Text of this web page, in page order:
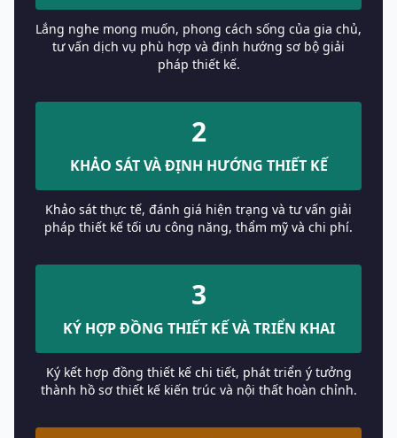
Lắng nghe mong muốn, phong cách sống của gia chủ,
tư vấn dịch vụ phù hợp và định hướng sơ bộ giải
pháp thiết kế.
2
KHẢO SÁT VÀ ĐỊNH HƯỚNG THIẾT KẾ
Khảo sát thực tế, đánh giá hiện trạng và tư vấn giải
pháp thiết kế tối ưu công năng, thẩm mỹ và chi phí.
3
KÝ HỢP ĐỒNG THIẾT KẾ VÀ TRIỂN KHAI
Ký kết hợp đồng thiết kế chi tiết, phát triển ý tưởng
thành hồ sơ thiết kế kiến trúc và nội thất hoàn chỉnh.